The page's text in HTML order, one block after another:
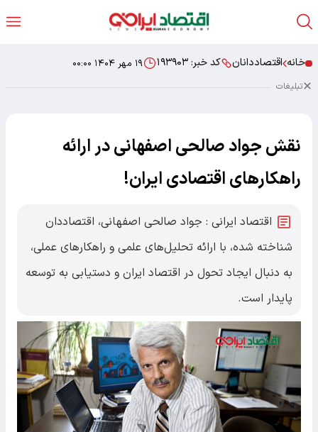
خانه اقتصاددانان کد خبر: ۱۹۳۹۰۳ ۱۹ مهر ۱۴۰۴ ۰۰:۰۰
تبلیغات
نقش جواد صالحی اصفهانی در ارائه
راهکارهای اقتصادی ایران!
اقتصاد ایرانی : جواد صالحی اصفهانی، اقتصاددان
شناخته شده، با ارائه تحلیل‌های علمی و راهکارهای عملی،
به دنبال ایجاد تحول در اقتصاد ایران و دستیابی به توسعه
پایدار است.